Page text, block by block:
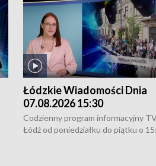
Łódzkie Wiadomości Dnia
07.08.2026 15:30
Codzienny program informacyjny
Łódź od poniedziałku do piątku o